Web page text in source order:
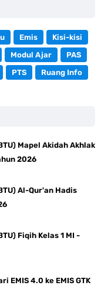
Emis
Kisi-kisi
Modul Ajar
PAS
PTS
Ruang Info
Mapel Akidah Akhlak
2026
Al-Qur'an Hadis
Fiqih Kelas 1 MI -
EMIS 4.0 ke EMIS GTK